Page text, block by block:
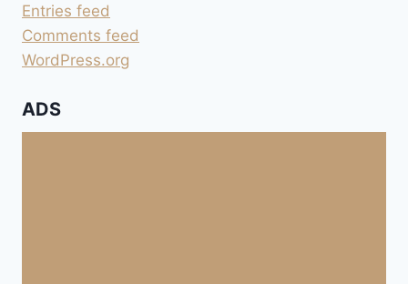
Entries feed
Comments feed
WordPress.org
ADS